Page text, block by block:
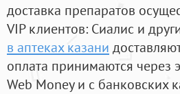
доставка препаратов
VIP клиентов: Сиалис и
в аптеках казани
оплата принимаются через
Web Money и с банковских